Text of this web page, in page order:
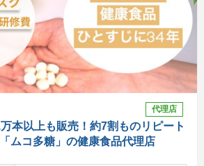
代理店
本以上も販売！約7割ものリピート
ムコ多糖」の健康食品代理店